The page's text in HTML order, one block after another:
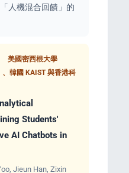
人機混合回饋」的
美國密西根大學
、韓國 KAIST 與香港科
Students'
AI Chatbots in
Jieun Han, Zixin